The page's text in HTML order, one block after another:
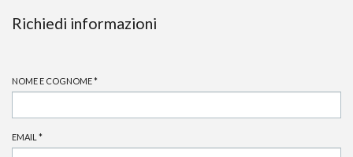
Richiedi informazioni
NOME E COGNOME*
EMAIL *